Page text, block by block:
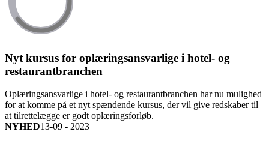
Nyt kursus for oplæringsansvarlige i hotel- og
restaurantbranchen
Oplæringsansvarlige i hotel- og restaurantbranchen har nu mulighed
for at komme på et nyt spændende kursus, der vil give redskaber til
at tilrettelægge er godt oplæringsforløb.
NYHED13-09 - 2023